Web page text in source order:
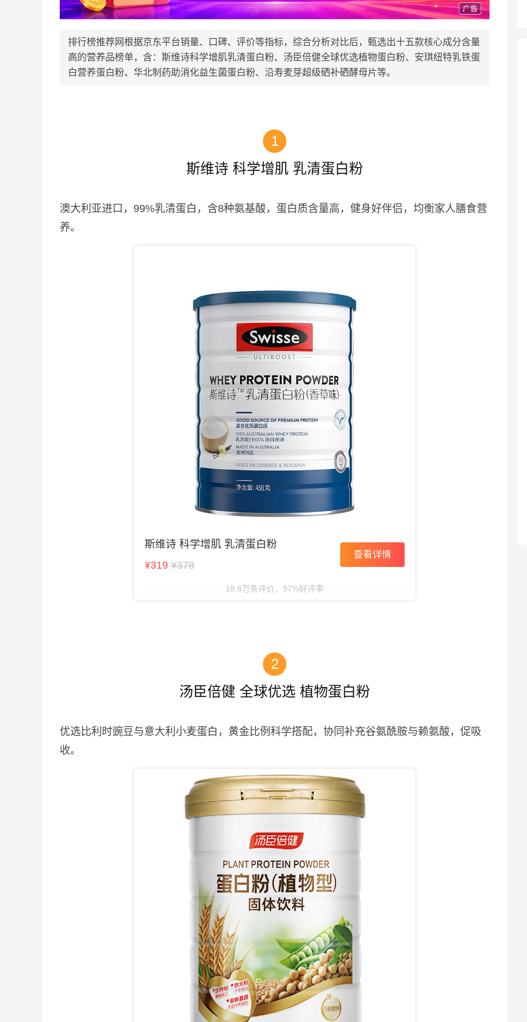
排行榜推荐网根据京东平台销量、口碑、评价等指标，综合分析对比后，甄选出十五款核心成分含量
高的营养品榜单，含：斯维诗科学增肌乳清蛋白粉、汤臣倍健全球优选植物蛋白粉、安琪纽特乳铁蛋
白营养蛋白粉、华北制药助消化益生菌蛋白粉、沿寿麦芽超级硒补硒酵母片等。
1
斯维诗 科学增肌 乳清蛋白粉
澳大利亚进口，99%乳清蛋白，含8种氨基酸，蛋白质含量高，健身好伴侣，均衡家人膳食营
养。
斯维诗 科学增肌 乳清蛋白粉
¥319 ¥378
查看详情
18.8万条评价，97%好评率
2
汤臣倍健 全球优选 植物蛋白粉
优选比利时豌豆与意大利小麦蛋白，黄金比例科学搭配，协同补充谷氨酰胺与赖氨酸，促吸
收。